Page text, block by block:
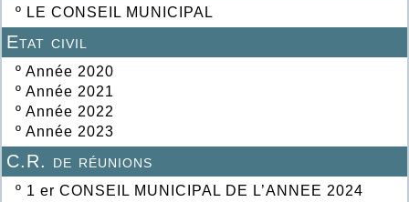
º LE CONSEIL MUNICIPAL
Etat civil
º Année 2020
º Année 2021
º Année 2022
º Année 2023
C.R. de réunions
º 1 er CONSEIL MUNICIPAL DE L’ANNEE 2024